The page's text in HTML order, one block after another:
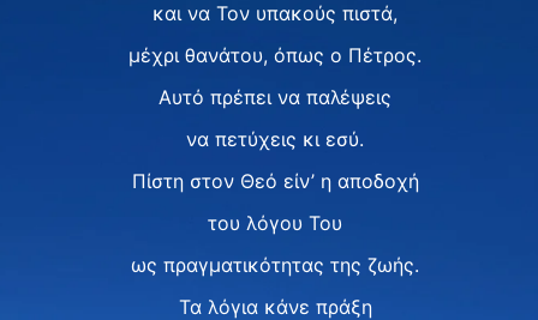
και να Τον υπακούς πιστά,
μέχρι θανάτου, όπως ο Πέτρος.
Αυτό πρέπει να παλέψεις
να πετύχεις κι εσύ.
Πίστη στον Θεό είν’ η αποδοχή
του λόγου Του
ως πραγματικότητας της ζωής.
Τα λόγια κάνε πράξη